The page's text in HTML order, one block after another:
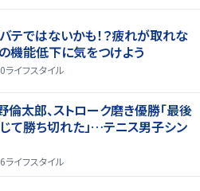
テではないかも！？疲れが取れな
機能低下に気をつけよう
ライフスタイル
倫太郎、ストローク磨き優勝「最後
て勝ち切れた」…テニス男子シン
ライフスタイル